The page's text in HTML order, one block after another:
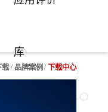
库
载 品牌案例 下载中心